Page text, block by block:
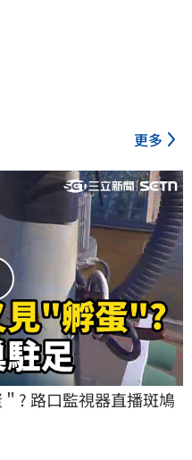
更多
? 路口監視器直播斑鳩